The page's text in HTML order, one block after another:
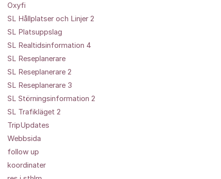
Oxyfi
SL Hållplatser och Linjer 2
SL Platsuppslag
SL Realtidsinformation 4
SL Reseplanerare
SL Reseplanerare 2
SL Reseplanerare 3
SL Störningsinformation 2
SL Trafikläget 2
TripUpdates
Webbsida
follow up
koordinater